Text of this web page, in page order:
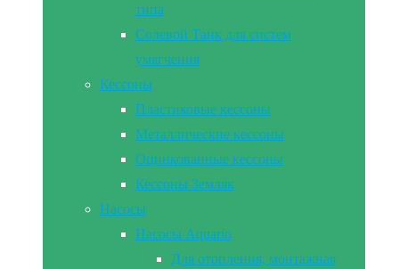
типа
Солевой Танк для систем
умягчения
Кессоны
Пластиковые кессоны
Металлические кессоны
Оцинкованные кессоны
Кессоны Земляк
Насосы
Насосы Aquario
Для отопления, монтажная